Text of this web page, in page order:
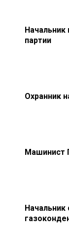
партии
Охранник
Машинист
Начальник